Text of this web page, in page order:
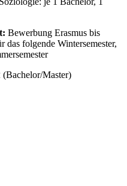
Bewerbung Erasmus bis
das folgende Wintersemester,
Master)